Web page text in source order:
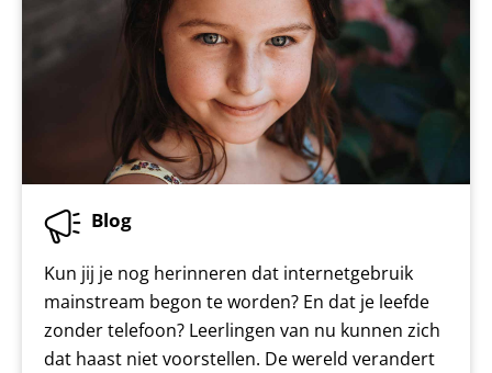
Blog
Kun jij je nog herinneren dat internetgebruik
mainstream begon te worden? En dat je leefde
zonder telefoon? Leerlingen van nu kunnen zich
dat haast niet voorstellen. De wereld verandert